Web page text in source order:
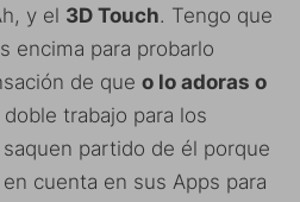
y el 3D Touch. Tengo que
encima para probarlo
de que o lo adoras o
trabajo para los
partido de él porque
cuenta en sus Apps para